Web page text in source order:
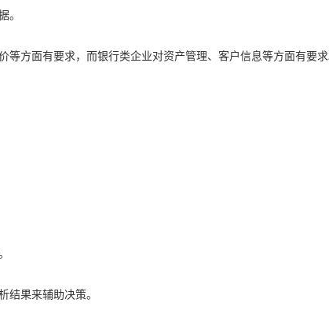
方面有要求，而银行类企业对资产管理、客户信息等方面有要求
果来辅助决策。